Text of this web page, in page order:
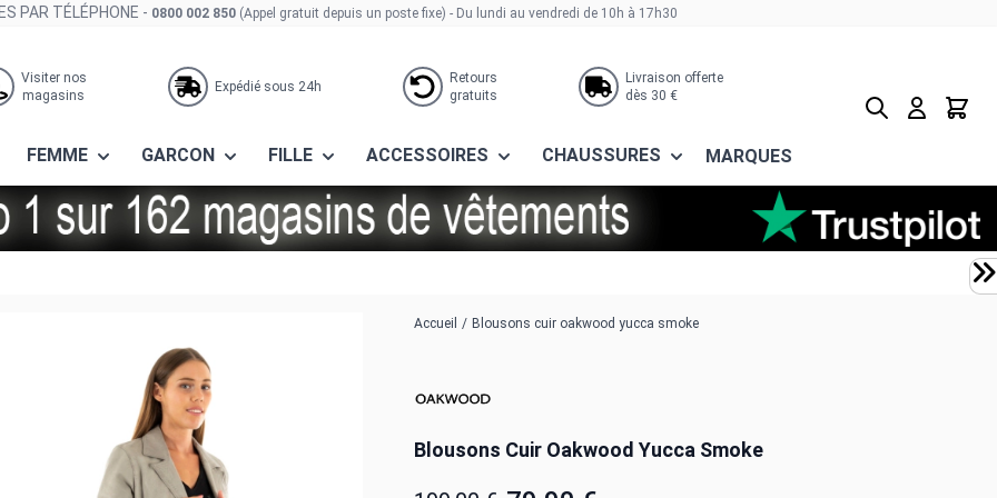
PAR TÉLÉPHONE - 0800 002 850 (Appel gratuit depuis un poste fixe) - Du lundi au vendredi de 10h à 17h30
Visiter nos
magasins
Expédié sous 24h
Retours
gratuits
Livraison offerte
dès 30 €
FEMME GARCON FILLE ACCESSOIRES CHAUSSURES MARQUES
Rechercher
Panier
Accueil / Blousons cuir oakwood yucca smoke
Blousons Cuir Oakwood Yucca Smoke